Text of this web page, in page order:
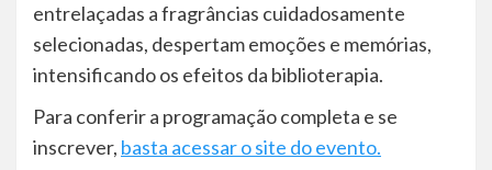
entrelaçadas a fragrâncias cuidadosamente
selecionadas, despertam emoções e memórias,
intensificando os efeitos da biblioterapia.
Para conferir a programação completa e se
inscrever, basta acessar o site do evento.